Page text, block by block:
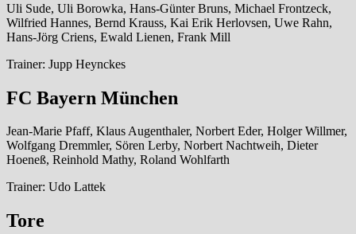
Uli Sude, Uli Borowka, Hans-Günter Bruns, Michael Frontzeck,
Wilfried Hannes, Bernd Krauss, Kai Erik Herlovsen, Uwe Rahn,
Hans-Jörg Criens, Ewald Lienen, Frank Mill
Trainer: Jupp Heynckes
FC Bayern München
Jean-Marie Pfaff, Klaus Augenthaler, Norbert Eder, Holger Willmer,
Wolfgang Dremmler, Sören Lerby, Norbert Nachtweih, Dieter
Hoeneß, Reinhold Mathy, Roland Wohlfarth
Trainer: Udo Lattek
Tore